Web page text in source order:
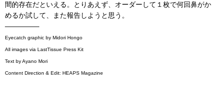
間的存在だといえる。とりあえず、オーダーして１枚で何回鼻がか
めるか試して、また報告しようと思う。
—————
Eyecatch graphic by Midori Hongo
All images via LastTissue Press Kit
Text by Ayano Mori
Content Direction & Edit: HEAPS Magazine